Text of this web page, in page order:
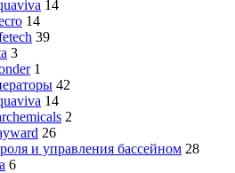
14
14
39
3
1
42
14
2
26
и управления бассейном 28
6